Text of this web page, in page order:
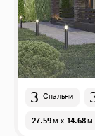
3 Спальни
27.59м x 14.68м